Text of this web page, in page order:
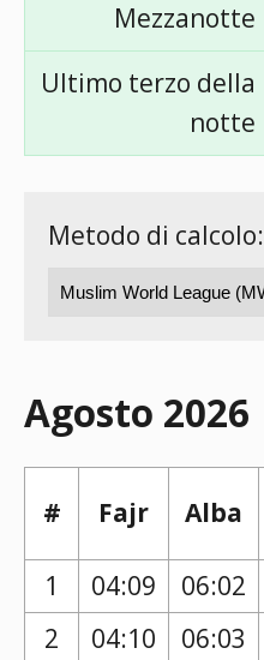
Mezzanotte
Ultimo terzo della
notte
Metodo di calcolo:
Agosto 2026
# Fajr Alba
1
04:09 06:02
2
04:10 06:03